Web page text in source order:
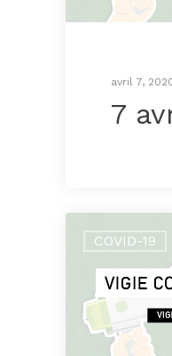
avril 7,
7
COVID-19